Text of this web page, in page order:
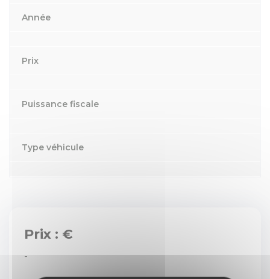
Année
Prix
Puissance fiscale
Type véhicule
Prix : €
-